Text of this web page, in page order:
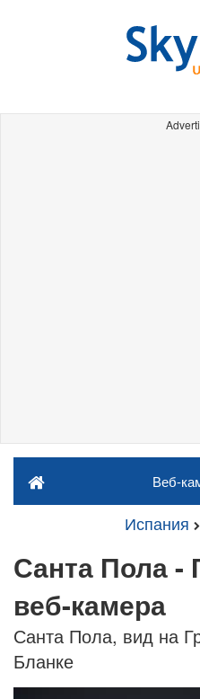
Веб-
Испания
Санта Пола -
веб-камера
Санта Пола, вид на
Бланке